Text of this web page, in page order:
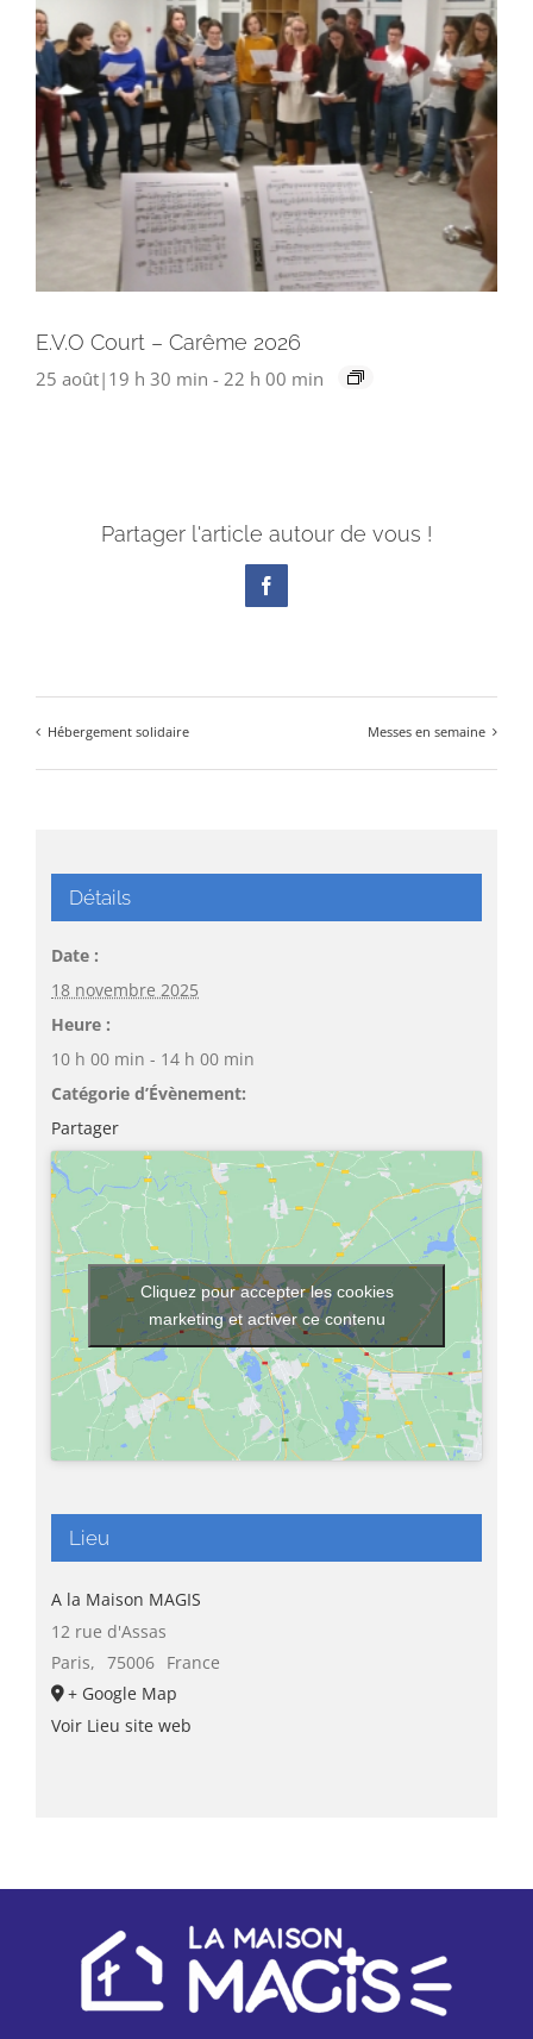
E.V.O Court – Carême 2026
25 août|19 h 30 min - 22 h 00 min
Partager l'article autour de vous !
Facebook
Hébergement solidaire Messes en semaine
Détails
Date :
18 novembre 2025
Heure :
10 h 00 min - 14 h 00 min
Catégorie d’Évènement:
Partager
Lieu
A la Maison MAGIS
12 rue d'Assas
Paris, 75006 France
+ Google Map
Voir Lieu site web
Cliquez pour accepter les cookies
marketing et activer ce contenu